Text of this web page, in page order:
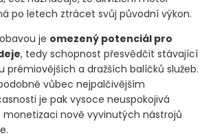
po letech ztrácet svůj původní výkon.
je omezený potenciál pro
, tedy schopnost přesvědčit stávající
prémiovějších a dražších balíčků služeb.
vůbec nejpalčivějším
je pak vysoce neuspokojivá
nově vyvinutých nástrojů